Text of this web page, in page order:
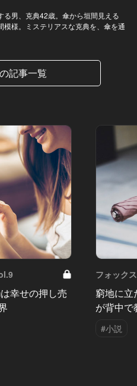
る男、克典42歳。傘から垣間見える
模様。ミステリアスな克典を、傘を通
記事一覧
幸せの押し売
フォック
窮地に立
が背中
#小説